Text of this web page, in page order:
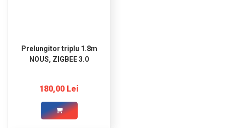
Prelungitor triplu 1.8m
NOUS, ZIGBEE 3.0
180,00 Lei